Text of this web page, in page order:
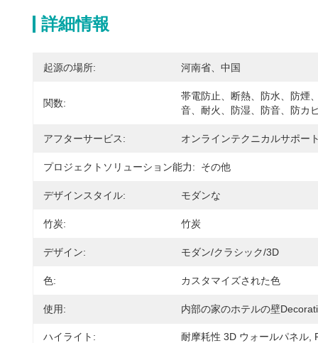
詳細情報
起源の場所: 河南省、中国
関数:
帯電防止、断熱、防水、防煙
音、耐火、防湿、防音、防カ
アフターサービス: オンラインテクニカルサポー
プロジェクトソリューション能力: その他
デザインスタイル: モダンな
竹炭: 竹炭
デザイン: モダン/クラシック/3D
色: カスタマイズされた色
使用: 内部の家のホテルの壁
ハイライト: 耐摩耗性 3D ウォールパネル